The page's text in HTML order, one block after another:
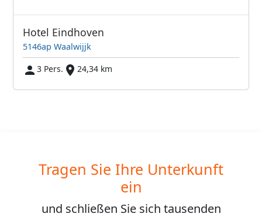
Hotel Eindhoven
5146ap Waalwijjk
3 Pers.
24,34 km
Tragen Sie Ihre Unterkunft
ein
und schließen Sie sich tausenden